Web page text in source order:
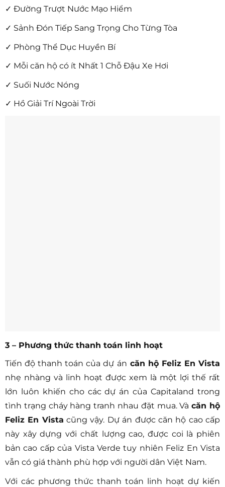
✓ Đường Trượt Nước Mạo Hiểm
✓ Sảnh Đón Tiếp Sang Trọng Cho Từng Tòa
✓ Phòng Thể Dục Huyền Bí
✓ Mỗi căn hộ có ít Nhất 1 Chỗ Đậu Xe Hơi
✓ Suối Nước Nóng
✓ Hồ Giải Trí Ngoài Trời
3 – Phương thức thanh toán linh hoạt
Tiến độ thanh toán của dự án căn hộ Feliz En Vista
nhẹ nhàng và linh hoạt được xem là một lợi thế rất
lớn luôn khiến cho các dự án của Capitaland trong
tình trạng cháy hàng tranh nhau đặt mua. Vàcăn hộ
Feliz En Vista cũng vậy. Dự án được căn hộ cao cấp
này xây dựng với chất lượng cao, được coi là phiên
bản cao cấp của Vista Verde tuy nhiên Feliz En Vista
vẫn có giá thành phù hợp với người dân Việt Nam.
Với các phương thức thanh toán linh hoạt dự kiến